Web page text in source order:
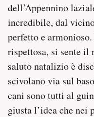
dell’Appennino
incredibile, dal
perfetto e
rispettosa, si sente il
saluto natalizio è
scivolano via sul
cani sono tutti al
giusta l’idea che nei